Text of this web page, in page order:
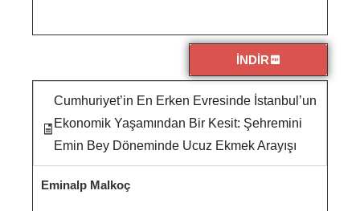
İNDİR
Cumhuriyet’in En Erken Evresinde İstanbul’un
Ekonomik Yaşamından Bir Kesit: Şehremini
Emin Bey Döneminde Ucuz Ekmek Arayışı
Eminalp Malkoç